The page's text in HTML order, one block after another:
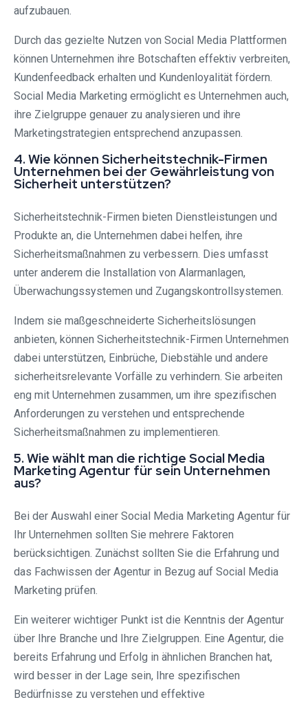
aufzubauen.
Durch das gezielte Nutzen von Social Media Plattformen
können Unternehmen ihre Botschaften effektiv verbreiten,
Kundenfeedback erhalten und Kundenloyalität fördern.
Social Media Marketing ermöglicht es Unternehmen auch,
ihre Zielgruppe genauer zu analysieren und ihre
Marketingstrategien entsprechend anzupassen.
4. Wie können Sicherheitstechnik-Firmen
Unternehmen bei der Gewährleistung von
Sicherheit unterstützen?
Sicherheitstechnik-Firmen bieten Dienstleistungen und
Produkte an, die Unternehmen dabei helfen, ihre
Sicherheitsmaßnahmen zu verbessern. Dies umfasst
unter anderem die Installation von Alarmanlagen,
Überwachungssystemen und Zugangskontrollsystemen.
Indem sie maßgeschneiderte Sicherheitslösungen
anbieten, können Sicherheitstechnik-Firmen Unternehmen
dabei unterstützen, Einbrüche, Diebstähle und andere
sicherheitsrelevante Vorfälle zu verhindern. Sie arbeiten
eng mit Unternehmen zusammen, um ihre spezifischen
Anforderungen zu verstehen und entsprechende
Sicherheitsmaßnahmen zu implementieren.
5. Wie wählt man die richtige Social Media
Marketing Agentur für sein Unternehmen
aus?
Bei der Auswahl einer Social Media Marketing Agentur für
Ihr Unternehmen sollten Sie mehrere Faktoren
berücksichtigen. Zunächst sollten Sie die Erfahrung und
das Fachwissen der Agentur in Bezug auf Social Media
Marketing prüfen.
Ein weiterer wichtiger Punkt ist die Kenntnis der Agentur
über Ihre Branche und Ihre Zielgruppen. Eine Agentur, die
bereits Erfahrung und Erfolg in ähnlichen Branchen hat,
wird besser in der Lage sein, Ihre spezifischen
Bedürfnisse zu verstehen und effektive